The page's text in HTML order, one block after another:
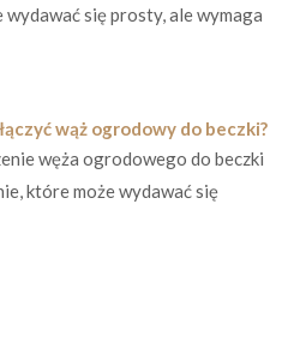
się prosty, ale wymaga
wąż ogrodowy do beczki?
węża ogrodowego do beczki
które może wydawać się